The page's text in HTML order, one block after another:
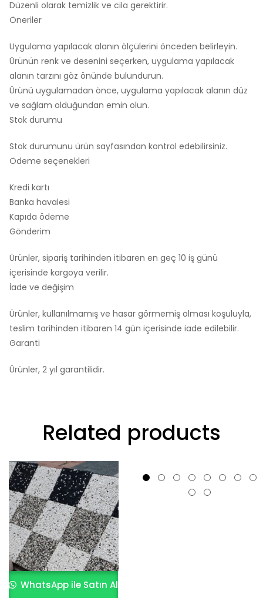
Düzenli olarak temizlik ve cila gerektirir.
Öneriler
Uygulama yapılacak alanın ölçülerini önceden belirleyin.
Ürünün renk ve desenini seçerken, uygulama yapılacak
alanın tarzını göz önünde bulundurun.
Ürünü uygulamadan önce, uygulama yapılacak alanın düz
ve sağlam olduğundan emin olun.
Stok durumu
Stok durumunu ürün sayfasından kontrol edebilirsiniz.
Ödeme seçenekleri
Kredi kartı
Banka havalesi
Kapıda ödeme
Gönderim
Ürünler, sipariş tarihinden itibaren en geç 10 iş günü
içerisinde kargoya verilir.
İade ve değişim
Ürünler, kullanılmamış ve hasar görmemiş olması koşuluyla,
teslim tarihinden itibaren 14 gün içerisinde iade edilebilir.
Garanti
Ürünler, 2 yıl garantilidir.
Related products
WhatsApp ile Satın Al